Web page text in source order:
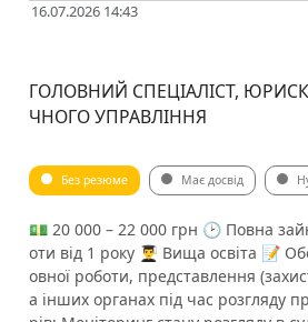
16.07.2026 14:43
ГОЛОВНИЙ СПЕЦІАЛІСТ,
ЧНОГО УПРАВЛІННЯ
Без резюме Має досвід
💵 20 000 – 22 000 грн 🕑 Повна
оти від 1 року 👨‍🎓 Вища освіта 📝
овної роботи, представлення
а інших органах під час розгляду